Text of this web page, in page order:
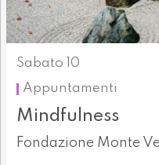
Sabato 10
Appuntamenti
Mindfulness
Fondazione Monte